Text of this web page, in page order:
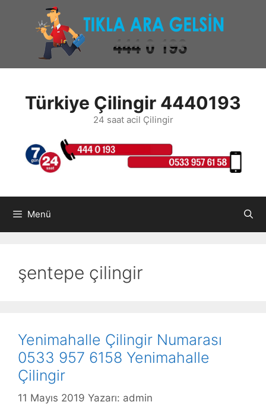
Türkiye Çilingir 4440193
24 saat acil Çilingir
Menü
şentepe çilingir
Yenimahalle Çilingir Numarası
0533 957 6158 Yenimahalle
Çilingir
11 Mayıs 2019 Yazarı: admin